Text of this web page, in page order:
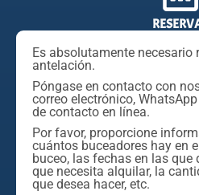
Es absolutamente necesario
antelación.
Póngase en contacto con
correo electrónico,
de contacto en línea.
Por favor, proporcione
cuántos buceadores hay en
buceo, las fechas en las que
que necesita alquilar, la
que desea hacer, etc.